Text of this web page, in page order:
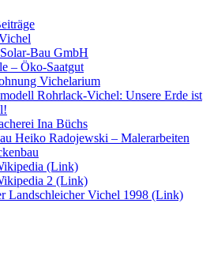
Bau GmbH
– Öko-Saatgut
Vichelarium
Rohrlack-Vichel: Unsere Erde ist
Ina Büchs
Heiko Radojewski – Malerarbeiten
(Link)
2 (Link)
Landschleicher Vichel 1998 (Link)